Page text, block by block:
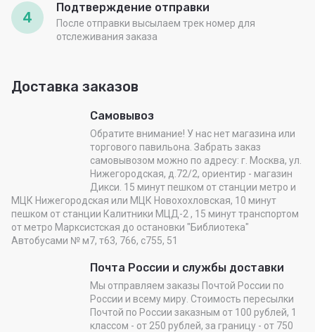
4
Подтверждение отправки
После отправки высылаем трек номер для
отслеживания заказа
Доставка заказов
Самовывоз
Обратите внимание! У нас нет магазина или
торгового павильона. Забрать заказ
самовывозом можно по адресу: г. Москва, ул.
Нижегородская, д.72/2, ориентир - магазин
Дикси. 15 минут пешком от станции метро и
МЦК Нижегородская или МЦК Новохохловская, 10 минут
пешком от станции Калитники МЦД-2 , 15 минут транспортом
от метро Марксистская до остановки "Библиотека"
Автобусами № м7, т63, 766, с755, 51
Почта России и службы доставки
Мы отправляем заказы Почтой России по
России и всему миру. Стоимость пересылки
Почтой по России заказным от 100 рублей, 1
классом - от 250 рублей, за границу - от 750